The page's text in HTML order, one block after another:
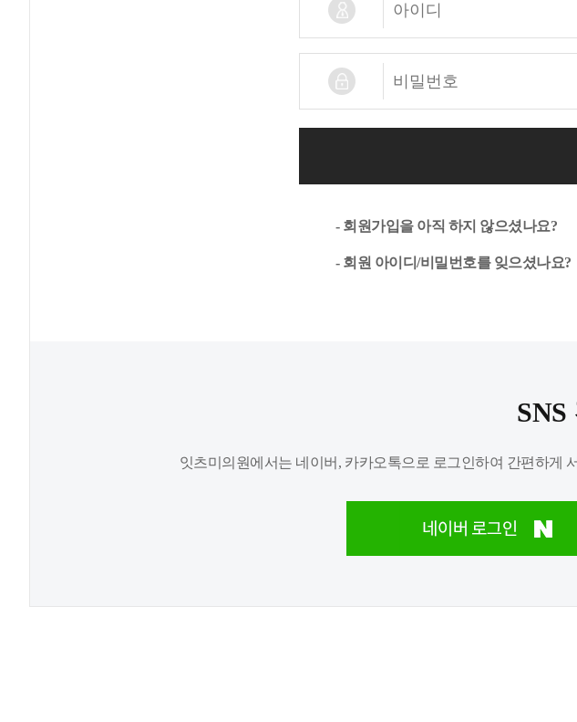
- 회원가입을 아직 하지 않으셨나요?
- 회원 아이디/비밀번호를 잊으셨나요?
SNS
잇츠미의원에서는 네이버, 카카오톡으로 로그인하여 간편하게